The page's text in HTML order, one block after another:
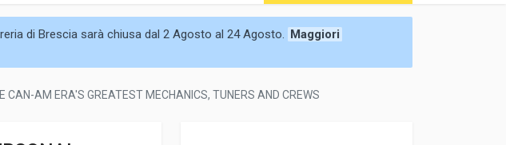
di Brescia sarà chiusa dal 2 Agosto al 24 Agosto. Maggiori
CAN-AM ERA'S GREATEST MECHANICS, TUNERS AND CREWS